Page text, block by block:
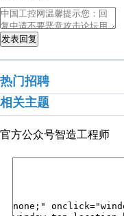
发表回复
热门招聘
相关主题
官方公众号智造工程师